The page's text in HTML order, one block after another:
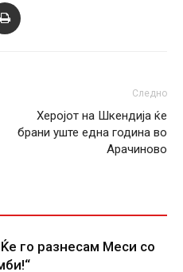
Следно
Херојот на Шкендија ќе
брани уште една година во
Арачиново
го разнесам Меси со